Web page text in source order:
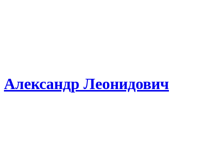
Александр Леонидович